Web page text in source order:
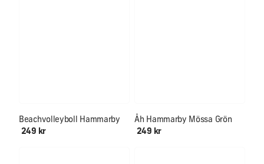
Beachvolleyboll Hammarby
249 kr
Åh Hammarby Mössa Grön
249 kr